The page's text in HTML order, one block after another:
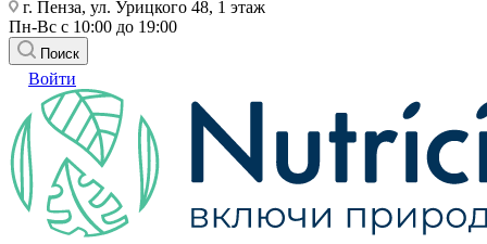
г. Пенза, ул. Урицкого 48, 1 этаж
Пн-Вс с 10:00 до 19:00
Поиск
Войти